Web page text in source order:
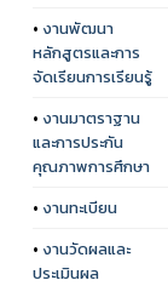
• งานพัฒนา
หลักสูตรและการ
จัดเรียนการเรียนรู้
• งานมาตราฐาน
และการประกัน
คุณภาพการศึกษา
• งานทะเบียน
• งานวัดผลและ
ประเมินผล